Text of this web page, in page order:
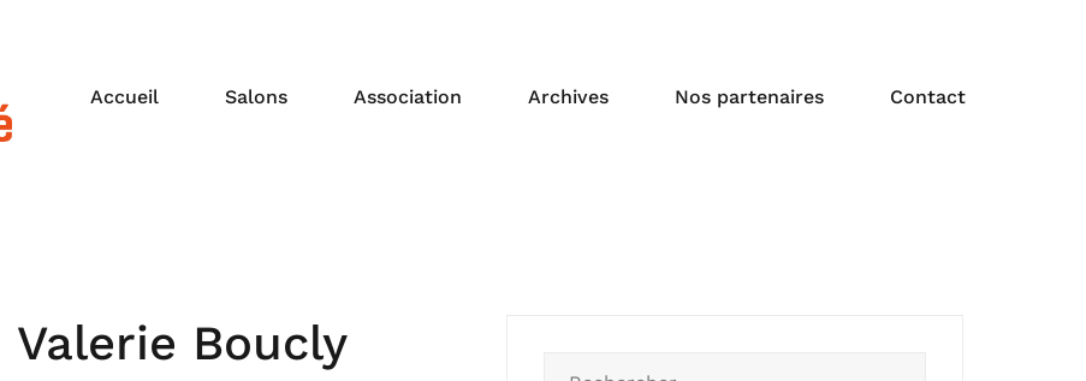
Accueil
Salons Association Archives Nos partenaires Contact
Valerie Boucly